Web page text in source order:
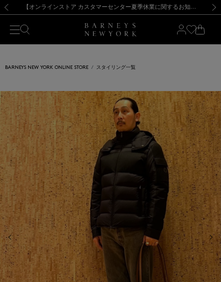
新規登録のお客様も対象！＜MY BARNEYS＞会員のお客様は11,000円（税込）以上のお買上げで常時送料無料！お買い物の際は会員登録を！
【夏季休業に伴う出荷一時停止のお知らせ】(2026.8.7) 【オンラインストア カスタマーセンター夏季休業に関するお知らせ】（2026.8.7）
【夏季休業に伴う返品・交換承り一時停止のお知らせ】（2026.8.5）
熊本県を中心とした地震の影響によるお荷物のお届けについて
【開催中】SUMMER SALEのご案内・ご注意事項 新規登録のお客様も対象！＜MY BARNEYS＞会員のお客様は11,000円（税込）以上のお買上げで常時送料無料！お買い物の際は会員登録を！
【夏季休業に伴う出荷一時停止のお知らせ】(2026.8.7)
BARNEYS NEW YORK ONLINE STORE スタイリング一覧
前の画像 次